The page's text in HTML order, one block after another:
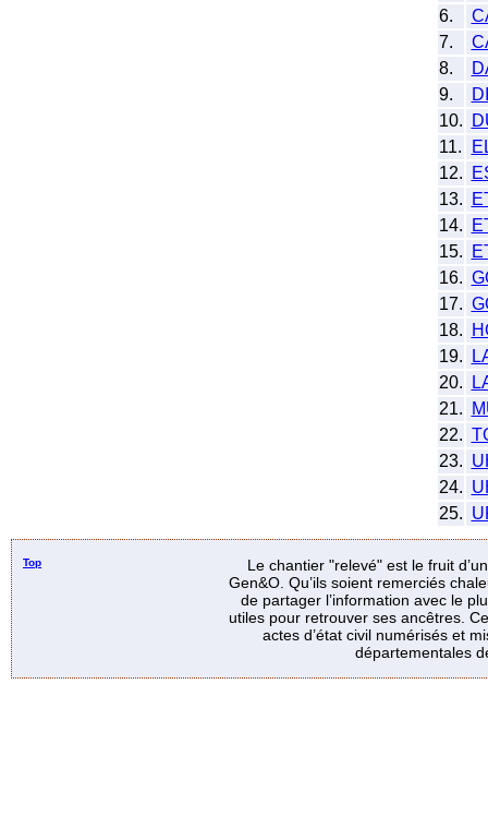
6.
7.
8.
9.
10.
11.
12.
13.
14.
15.
16.
17.
18.
19.
20.
21.
22.
23.
24.
25.
Top
Le chantier "relevé" est le fruit
Gen&O. Qu’ils soient remerciés
de partager l’information avec le
utiles pour retrouver ses ancêtres.
actes d’état civil numérisés et
départementales